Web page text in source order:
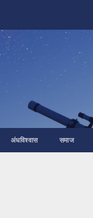
अंधविश्वास समाज